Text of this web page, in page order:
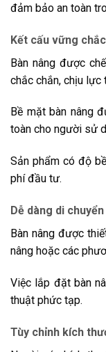
đảm bảo an toàn
Kết cấu vững
Bàn nâng được
chắc chắn, chịu lực
Bề mặt bàn nâng
toàn cho người sử
Sản phẩm có độ
phí đầu tư.
Dễ dàng di
Bàn nâng được
nâng hoặc các
Việc lắp đặt bàn
thuật phức tạp.
Tùy chỉnh kích